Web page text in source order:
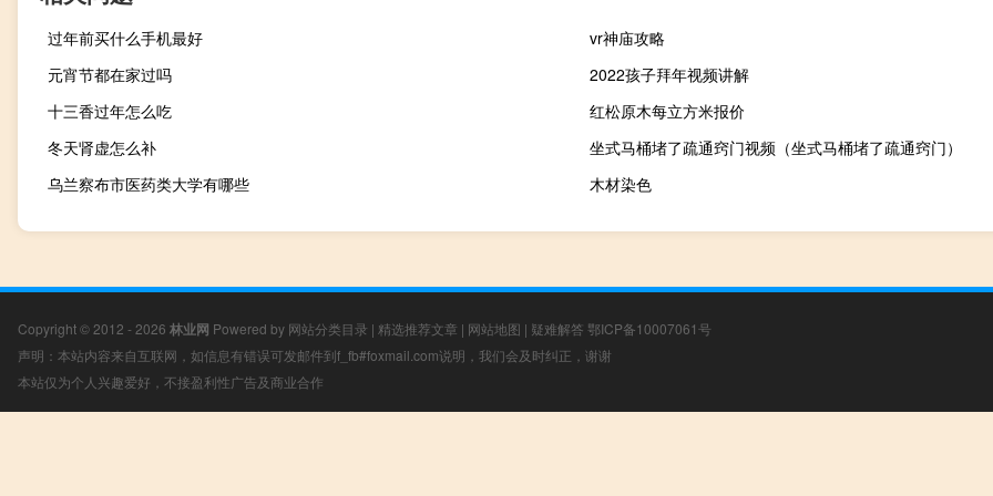
过年前买什么手机最好
vr神庙攻略
元宵节都在家过吗
2022孩子拜年视频讲解
十三香过年怎么吃
红松原木每立方米报价
冬天肾虚怎么补
坐式马桶堵了疏通窍门视频（坐式马桶堵了疏通窍门）
乌兰察布市医药类大学有哪些
木材染色
Copyright © 2012 - 2026 林业网 Powered by 网站分类目录 | 精选推荐文章 | 网站地图 | 疑难解答 鄂ICP备10007061号
声明：本站内容来自互联网，如信息有错误可发邮件到f_fb#foxmail.com说明，我们会及时纠正，谢谢
本站仅为个人兴趣爱好，不接盈利性广告及商业合作